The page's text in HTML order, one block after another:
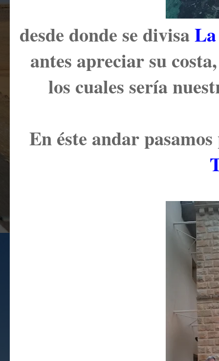
desde donde se divisa
antes apreciar su
los cuales sería
En éste andar